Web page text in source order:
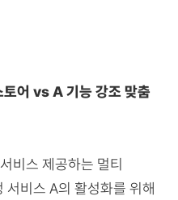
토어 vs A 기능 강조 맞춤
비스 제공하는 멀티
서비스 A의 활성화를 위해